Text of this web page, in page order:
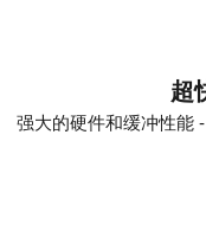
超
强大的硬件和缓冲性能